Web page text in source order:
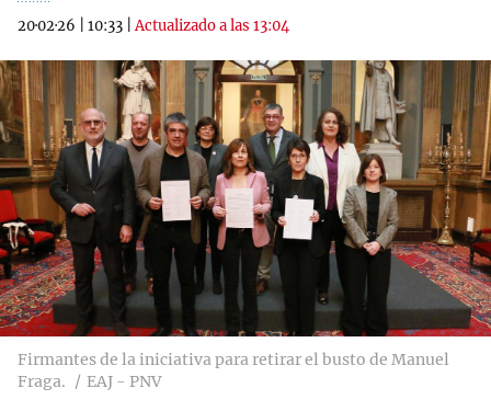
20·02·26
10:33 |Actualizado a las 13:04
Firmantes de la iniciativa para retirar el busto de Manuel
Fraga.
EAJ - PNV